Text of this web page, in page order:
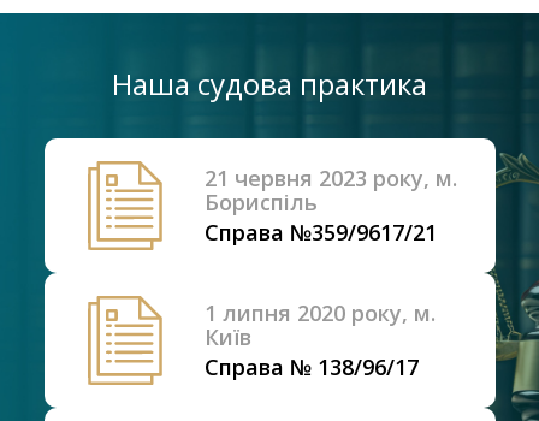
Наша судова практика
21 червня 2023 року, м.
Бориспіль
Справа №359/9617/21
1 липня 2020 року, м.
Київ
Справа № 138/96/17